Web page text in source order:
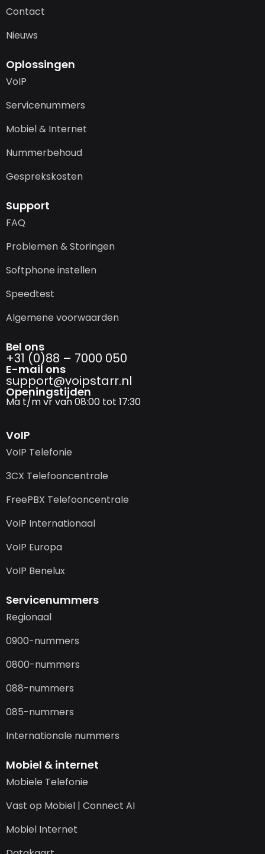
Contact
Nieuws
Oplossingen
VoIP
Servicenummers
Mobiel & Internet
Nummerbehoud
Gesprekskosten
Support
FAQ
Problemen & Storingen
Softphone instellen
Speedtest
Algemene voorwaarden
Bel ons
+31 (0)88 – 7000 050
E-mail ons
support@­voipstarr.nl
Openingstijden
Ma t/m vr van 08:00 tot 17:30
VoIP
VoIP Telefonie
3CX Telefooncentrale
FreePBX Telefooncentrale
VoIP Internationaal
VoIP Europa
VoIP Benelux
Servicenummers
Regionaal
0900-nummers
0800-nummers
088-nummers
085-nummers
Internationale nummers
Mobiel & internet
Mobiele Telefonie
Vast op Mobiel | Connect AI
Mobiel Internet